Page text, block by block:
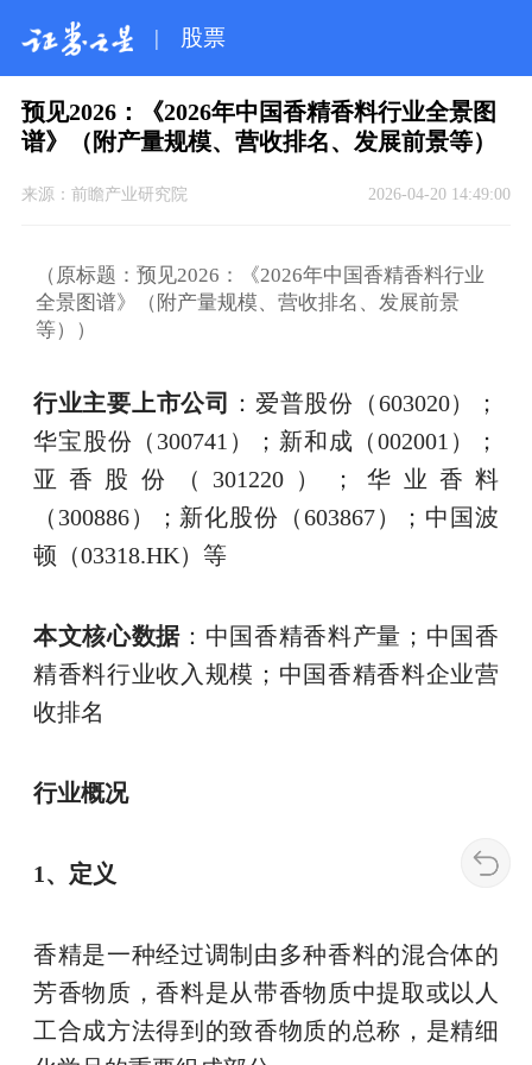
| 股票
预见2026：《2026年中国香精香料行业全景图
谱》（附产量规模、营收排名、发展前景等）
来源： 前瞻产业研究院 2026-04-20 14:49:00
（原标题：预见2026：《2026年中国香精香料行业
全景图谱》（附产量规模、营收排名、发展前景
等））
行业主要上市公司
：爱普股份（603020）；
华宝股份（300741）；新和成（002001）；
亚香股份（301220）；华业香料
（300886）；新化股份（603867）；中国波
顿（03318.HK）等
本文核心数据：中国香精香料产量；中国香
精香料行业收入规模；中国香精香料企业营
收排名
行业概况
1、定义
香精是一种经过调制由多种香料的混合体的
芳香物质，香料是从带香物质中提取或以人
工合成方法得到的致香物质的总称，是精细